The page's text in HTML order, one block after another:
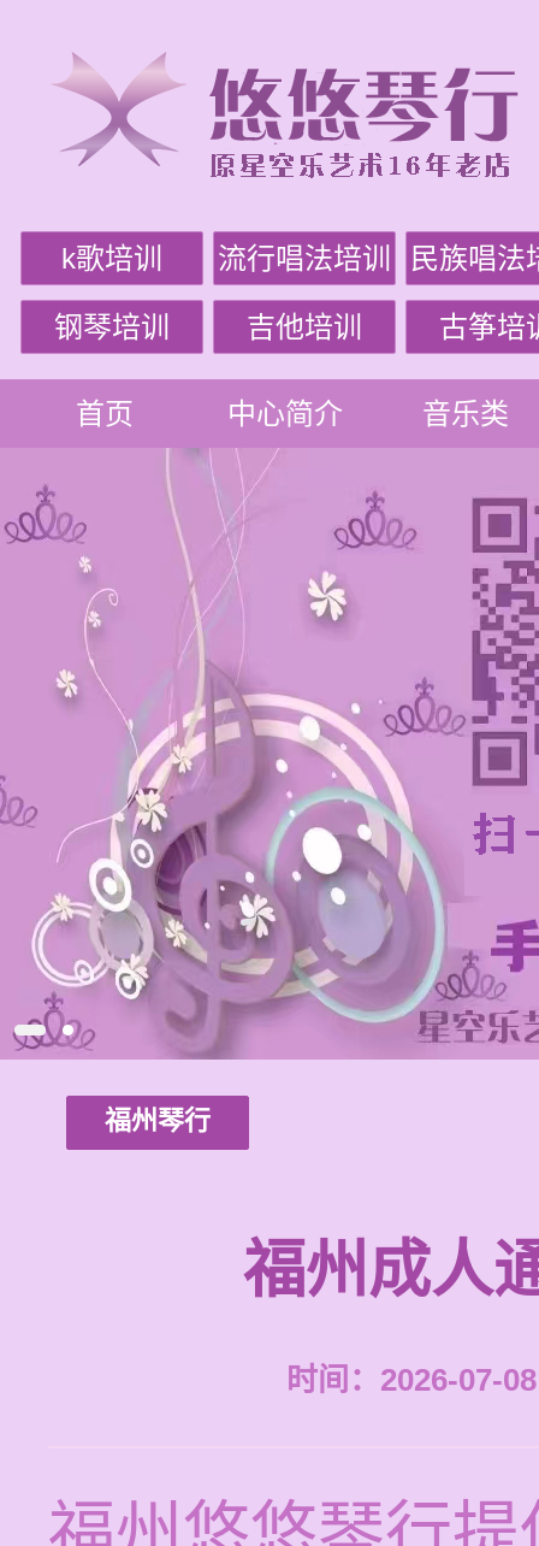
k歌培训 流行唱法培训 民族唱法
钢琴培训 吉他培训 古筝培
首页 中心简介 音乐类
福州琴行
福州成人
时间：2026-07-